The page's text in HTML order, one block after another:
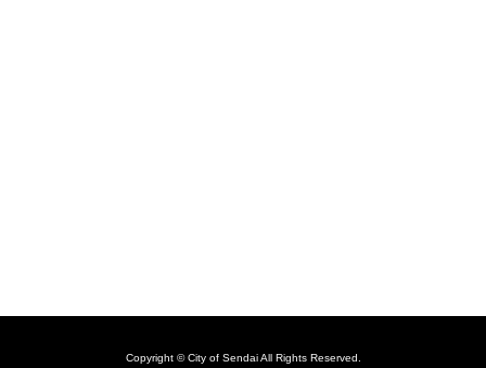
Copyright © City of Sendai All Rights Reserved.